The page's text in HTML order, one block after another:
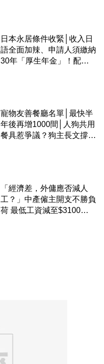
日本永居條件收緊│收入日
語全面加辣、申請人須繳納
30年「厚生年金」！配偶
寵物友善餐廳名單│最快半
年後再增1000間│人狗共用
餐具惹爭議？狗主長文撐
「經濟差，外傭應否減人
工？」中產僱主開支不勝負
荷 最低工資減至$3100蚊